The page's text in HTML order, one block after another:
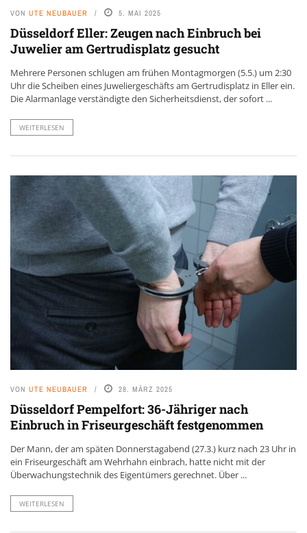
VON UTE NEUBAUER 5. MAI 2025
Düsseldorf Eller: Zeugen nach Einbruch bei
Juwelier am Gertrudisplatz gesucht
Mehrere Personen schlugen am frühen Montagmorgen (5.5.) um 2:30
Uhr die Scheiben eines Juweliergeschäfts am Gertrudisplatz in Eller ein.
Die Alarmanlage verständigte den Sicherheitsdienst, der sofort ...
WEITERLESEN
VON UTE NEUBAUER 28. MÄRZ 2025
Düsseldorf Pempelfort: 36-Jähriger nach
Einbruch in Friseurgeschäft festgenommen
Der Mann, der am späten Donnerstagabend (27.3.) kurz nach 23 Uhr in
ein Friseurgeschäft am Wehrhahn einbrach, hatte nicht mit der
Überwachungstechnik des Eigentümers gerechnet. Über ...
WEITERLESEN